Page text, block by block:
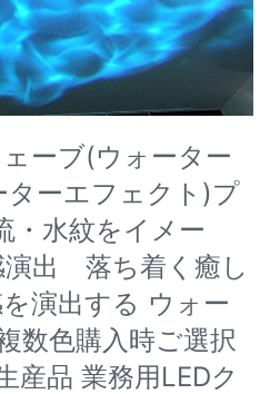
ーブ(ウォーター
ターエフェクト)プ
・水紋をイメー
出 落ち着く癒し
演出する ウォー
数色購入時ご選択
産品 業務用LEDク